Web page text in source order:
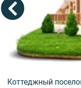
Коттеджный